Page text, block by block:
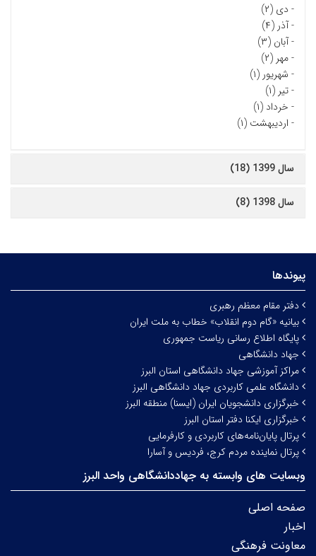
- دی (۲)
-آذر (۴)
-آبان (۳)
-مهر (۲)
- شهریور (۱)
-تیر (۱)
- خرداد (۱)
- اردیبهشت (۱)
سال 1399 (18)
سال 1398 (8)
پیوندها
دفتر مقام معظم رهبری
بیانیه «گام دوم انقلاب» خطاب به ملت ایران
پایگاه اطلاع رسانی ریاست جمهوری
جهاد دانشگاهی
مراکز آموزشی جهاد دانشگاهی استان البرز
دانشگاه علمی کاربردی جهاد دانشگاهی البرز
خبرگزاری دانشجویان ایران (ایسنا) منطقه البرز
خبرگزاری ایکنا دفتر استان البرز
پرتال پایان‌نامه‌های کاربردی و کارفرمایی
پرتال نماینده مردم کرج، فردیس و آسارا
وبسایت های وابسته به جهاددانشگاهی واحد البرز
صفحه اصلی
اخبار
معاونت فرهنگی